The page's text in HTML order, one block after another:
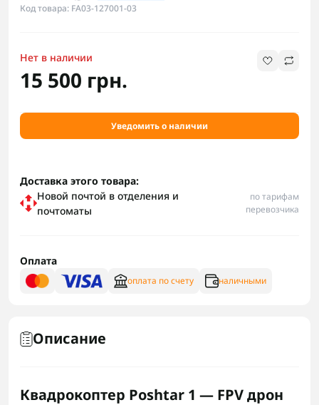
Код товара: FA03-127001-03
Нет в наличии
15 500 грн.
Уведомить о наличии
Доставка этого товара:
Новой почтой в отделения и
почтоматы
по тарифам
перевозчика
Оплата
оплата по счету наличными
Описание
Квадрокоптер Poshtar 1 — FPV дрон